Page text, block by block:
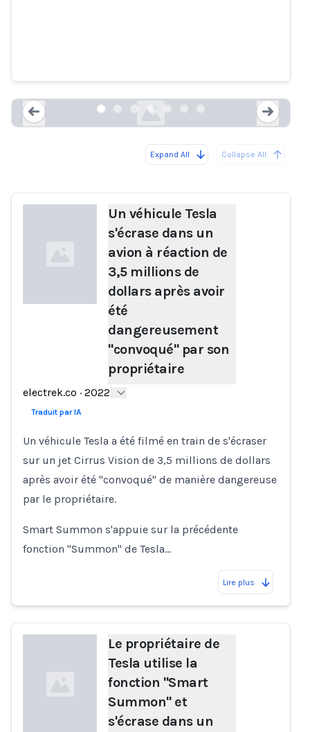
Expand All Collapse All
Un véhicule Tesla
s'écrase dans un
avion à réaction de
3,5 millions de
dollars après avoir
été
dangereusement
"convoqué" par son
propriétaire
electrek.co · 2022
Traduit par IA
Un véhicule Tesla a été filmé en train de s'écraser
sur un jet Cirrus Vision de 3,5 millions de dollars
après avoir été "convoqué" de manière dangereuse
par le propriétaire.
Smart Summon s'appuie sur la précédente
fonction "Summon" de Tesla…
Lire plus
Le propriétaire de
Tesla utilise la
fonction "Smart
Summon" et
s'écrase dans un